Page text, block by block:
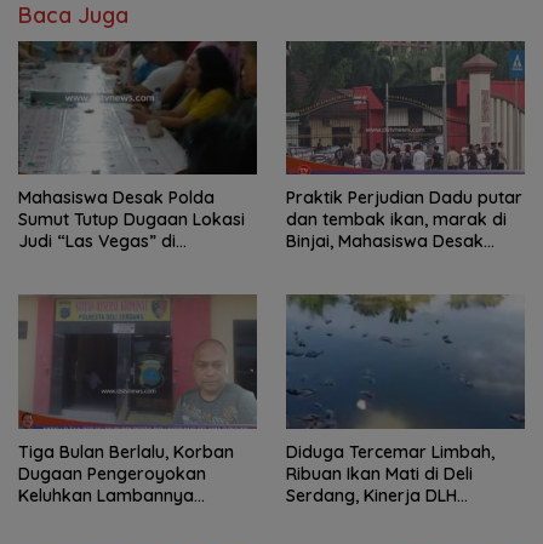
Baca Juga
Mahasiswa Desak Polda
Sumut Tutup Dugaan Lokasi
Judi “Las Vegas” di
Praktik Perjudian Dadu putar
dan tembak ikan, marak di
Binjai, Mahasiswa Desak
Tiga Bulan Berlalu, Korban
Dugaan Pengeroyokan
Keluhkan Lambannya
Diduga Tercemar Limbah,
Ribuan Ikan Mati di Deli
Serdang, Kinerja DLH